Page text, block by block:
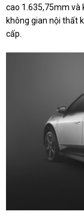
cao 1.635,75mm và
không gian nội thất
cấp.